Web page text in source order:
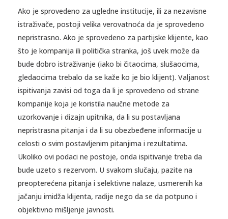
Ako je sprovedeno za ugledne institucije, ili za nezavisne
istraživače, postoji velika verovatnoća da je sprovedeno
nepristrasno. Ako je sprovedeno za partijske klijente, kao
što je kompanija ili politička stranka, još uvek može da
bude dobro istraživanje (iako bi čitaocima, slušaocima,
gledaocima trebalo da se kaže ko je bio klijent). Valjanost
ispitivanja zavisi od toga da li je sprovedeno od strane
kompanije koja je koristila naučne metode za
uzorkovanje i dizajn upitnika, da li su postavljana
nepristrasna pitanja i da li su obezbeđene informacije u
celosti o svim postavljenim pitanjima i rezultatima.
Ukoliko ovi podaci ne postoje, onda ispitivanje treba da
bude uzeto s rezervom. U svakom slučaju, pazite na
preopterećena pitanja i selektivne nalaze, usmerenih ka
jačanju imidža klijenta, radije nego da se da potpuno i
objektivno mišljenje javnosti.